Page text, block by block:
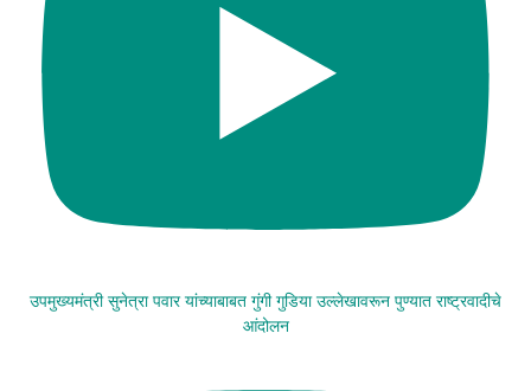
उपमुख्यमंत्री सुनेत्रा पवार यांच्याबाबत गुंगी गुडिया उल्लेखावरून पुण्यात राष्ट्रवादीचे
आंदोलन